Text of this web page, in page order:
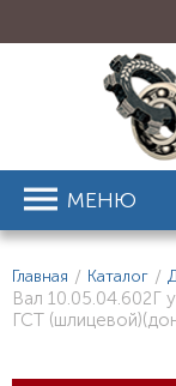
МЕНЮ
Главная / Каталог /
Вал 10.05.04.602Г
ГСТ